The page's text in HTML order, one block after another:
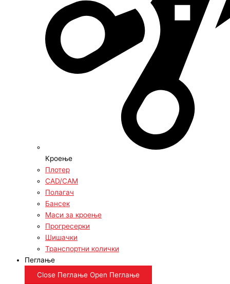
Кроење
Плотер
CAD/CAM
Полагач
Бансек
Маси за кроење
Прогресерки
Шишачки
Транспортни колички
Пеглање
Close Пеглање Open Пеглање